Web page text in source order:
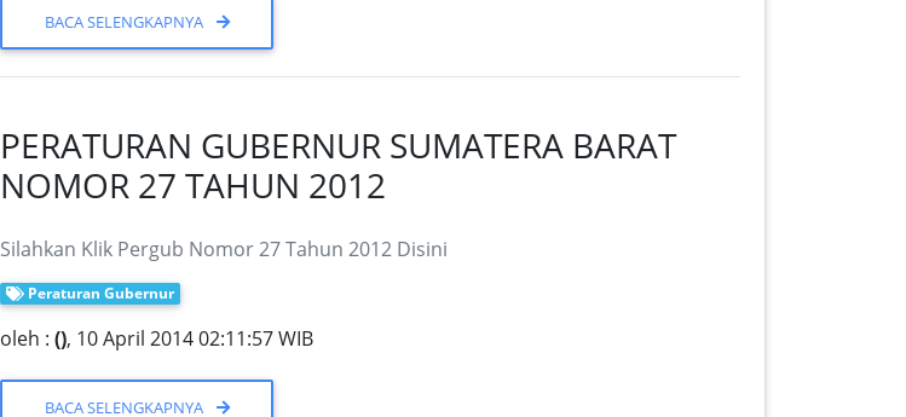
BACA SELENGKAPNYA
PERATURAN GUBERNUR SUMATERA BARAT
NOMOR 27 TAHUN 2012
Silahkan Klik Pergub Nomor 27 Tahun 2012 Disini
Peraturan Gubernur
oleh :(), 10 April 2014 02:11:57 WIB
BACA SELENGKAPNYA